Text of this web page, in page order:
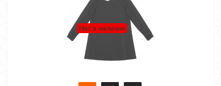
Нет в наличии